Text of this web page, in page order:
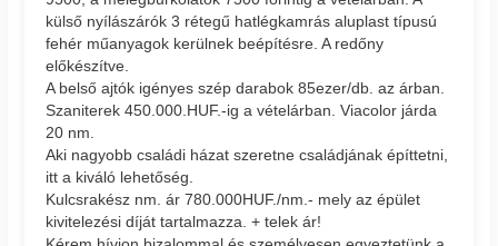
külső nyílászárók 3 rétegű hatlégkamrás aluplast típusú
fehér műanyagok kerülnek beépítésre. A redőny
előkészítve.
A belső ajtók igényes szép darabok 85ezer/db. az árban.
Szaniterek 450.000.HUF.-ig a vételárban. Viacolor járda
20 nm.
Aki nagyobb családi házat szeretne családjának építtetni,
itt a kiváló lehetőség.
Kulcsrakész nm. ár 780.000HUF./nm.- mely az épület
kivitelezési díját tartalmazza. + telek ár!